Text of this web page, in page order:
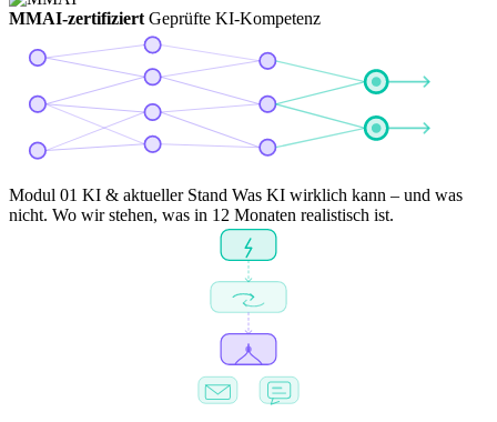
MMAI-zertifiziert Geprüfte KI-Kompetenz
Modul 01 KI & aktueller Stand Was KI wirklich kann – und was
nicht. Wo wir stehen, was in 12 Monaten realistisch ist.